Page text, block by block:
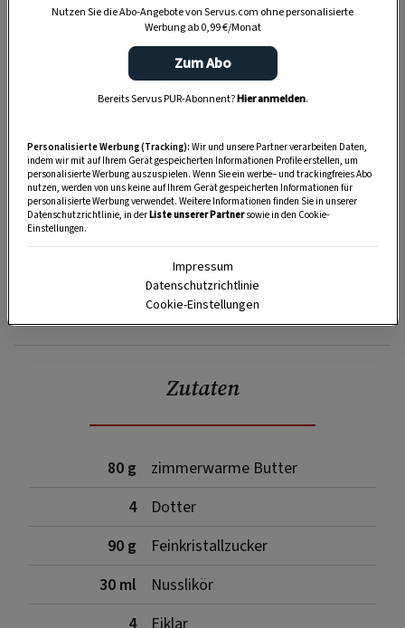
SPEICHERN DRUCKEN
Zutaten
80 g
zimmerwarme Butter
4
Dotter
90 g
Feinkristallzucker
30 ml
Nusslikör
Nutzen Sie die Abo-Angebote von Servus.com ohne personalisierte
Werbung ab 0,99 €/Monat
Zum Abo
Bereits Servus PUR-Abonnent?Hier anmelden.
Personalisierte Werbung (Tracking): Wir und unsere Partner verarbeiten Daten,
indem wir mit auf Ihrem Gerät gespeicherten Informationen Profile erstellen, um
personalisierte Werbung auszuspielen. Wenn Sie ein werbe– und trackingfreies Abo
nutzen, werden von uns keine auf Ihrem Gerät gespeicherten Informationen für
personalisierte Werbung verwendet. Weitere Informationen finden Sie in unserer
Datenschutzrichtlinie, in derListe unserer Partnersowie in den Cookie-
Einstellungen.
Impressum
Datenschutzrichtlinie
Cookie-Einstellungen